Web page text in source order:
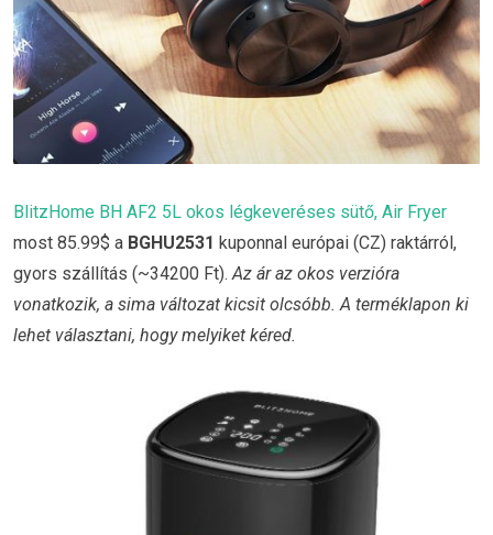
BlitzHome BH AF2 5L okos légkeveréses sütő, Air Fryer
most 85.99$ a BGHU2531 kuponnal európai (CZ) raktárról,
gyors szállítás (~34200 Ft). Az ár az okos verzióra
vonatkozik, a sima változat kicsit olcsóbb. A terméklapon ki
lehet választani, hogy melyiket kéred.